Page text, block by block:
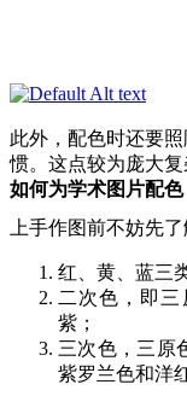
此外，配色时还要
惯。这点较为庞大
如何为学术图片配色
上手作图前不妨先
红、黄、蓝三
二次色，即三
紫；
三次色，三原
紫罗兰色和洋